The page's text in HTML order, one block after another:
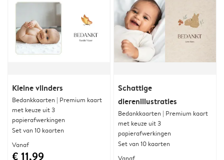
Kleine vlinders
Bedankkaarten | Premium kaart
met keuze uit 3
papierafwerkingen
Set van 10 kaarten
Vanaf
€ 11,99
Schattige
dierenillustraties
Bedankkaarten | Premium kaart
met keuze uit 3
papierafwerkingen
Set van 10 kaarten
Vanaf